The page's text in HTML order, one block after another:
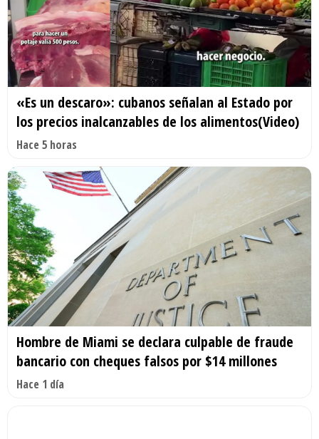
«Es un descaro»: cubanos señalan al Estado por
los precios inalcanzables de los alimentos(Video)
Hace 5 horas
Hombre de Miami se declara culpable de fraude
bancario con cheques falsos por $14 millones
Hace 1 día